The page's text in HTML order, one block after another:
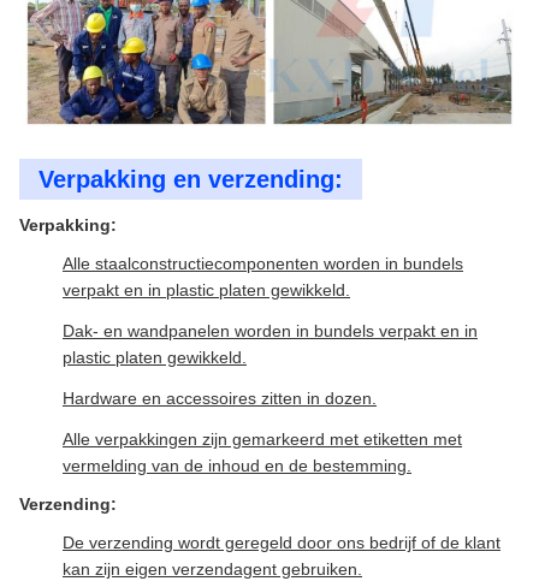
Verpakking en verzending:
Verpakking:
Alle staalconstructiecomponenten worden in bundels
verpakt en in plastic platen gewikkeld.
Dak- en wandpanelen worden in bundels verpakt en in
plastic platen gewikkeld.
Hardware en accessoires zitten in dozen.
Alle verpakkingen zijn gemarkeerd met etiketten met
vermelding van de inhoud en de bestemming.
Verzending:
De verzending wordt geregeld door ons bedrijf of de klant
kan zijn eigen verzendagent gebruiken.